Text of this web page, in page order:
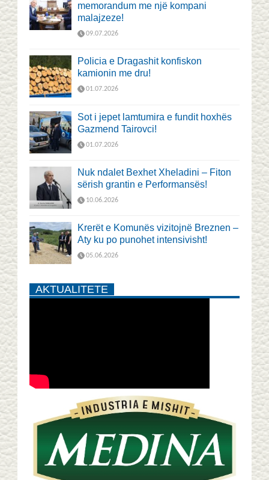
memorandum me një kompani
malajzeze!
09.07.2026
Policia e Dragashit konfiskon
kamionin me dru!
01.07.2026
Sot i jepet lamtumira e fundit hoxhës
Gazmend Tairovci!
01.07.2026
Nuk ndalet Bexhet Xheladini – Fiton
sërish grantin e Performansës!
10.06.2026
Krerët e Komunës vizitojnë Breznen –
Aty ku po punohet intensivisht!
05.06.2026
AKTUALITETE